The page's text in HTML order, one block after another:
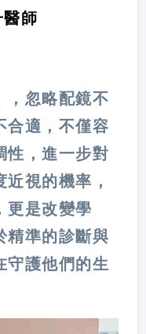
師
，忽略配鏡不
合適，不僅容
性，進一步對
視的機率，
更是改變學
精準的診斷與
守護他們的生